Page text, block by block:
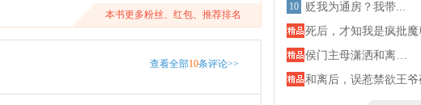
本书更多粉丝、红包、推荐排名
查看全部10条评论>>
10 贬我为通房？我带...
精 死后，才知我是疯批
侯门主母潇洒和离…
和离后，误惹禁欲王